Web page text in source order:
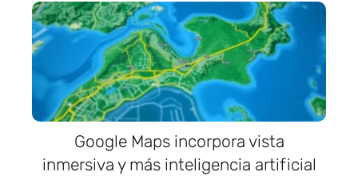
Google Maps incorpora vista
inmersiva y más inteligencia artificial